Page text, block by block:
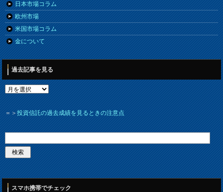
日本市場コラム
欧州市場
米国市場コラム
金について
過去記事を見る
＝＞投資信託の過去成績を見るときの注意点
スマホ携帯でチェック